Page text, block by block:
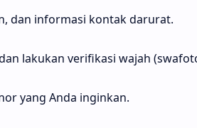
dan informasi kontak darurat.
lakukan verifikasi wajah
yang Anda inginkan.